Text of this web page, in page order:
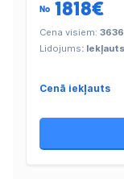
No 1818€
Cena visiem:
Lidojums: Iekļauts
Cenā iekļauts